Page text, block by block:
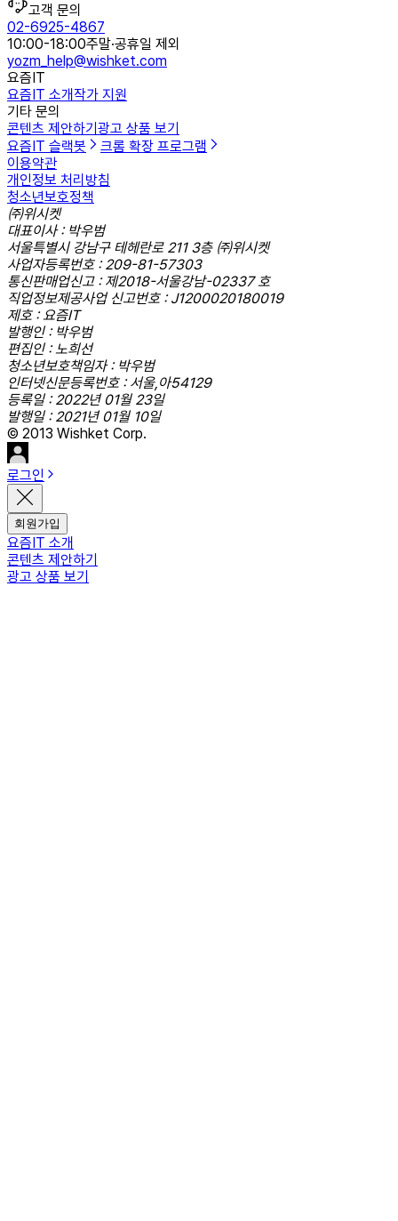
고객 문의
02-6925-4867
10:00-18:00주말·공휴일 제외
yozm_help@wishket.com
요즘IT
요즘IT 소개작가 지원
기타 문의
콘텐츠 제안하기광고 상품 보기
요즘IT 슬랙봇
크롬 확장 프로그램
이용약관
개인정보 처리방침
청소년보호정책
㈜위시켓
대표이사 : 박우범
서울특별시 강남구 테헤란로 211 3층 ㈜위시켓
사업자등록번호 : 209-81-57303
통신판매업신고 : 제2018-서울강남-02337 호
직업정보제공사업 신고번호 : J1200020180019
제호 : 요즘IT
발행인 : 박우범
편집인 : 노희선
청소년보호책임자 : 박우범
인터넷신문등록번호 : 서울,아54129
등록일 : 2022년 01월 23일
발행일 : 2021년 01월 10일
© 2013 Wishket Corp.
로그인
회원가입
요즘IT 소개
콘텐츠 제안하기
광고 상품 보기